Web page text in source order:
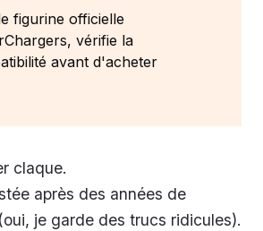
figurine officielle
vérifie la
avant d'acheter
claque.
après des années de
je garde des trucs ridicules).